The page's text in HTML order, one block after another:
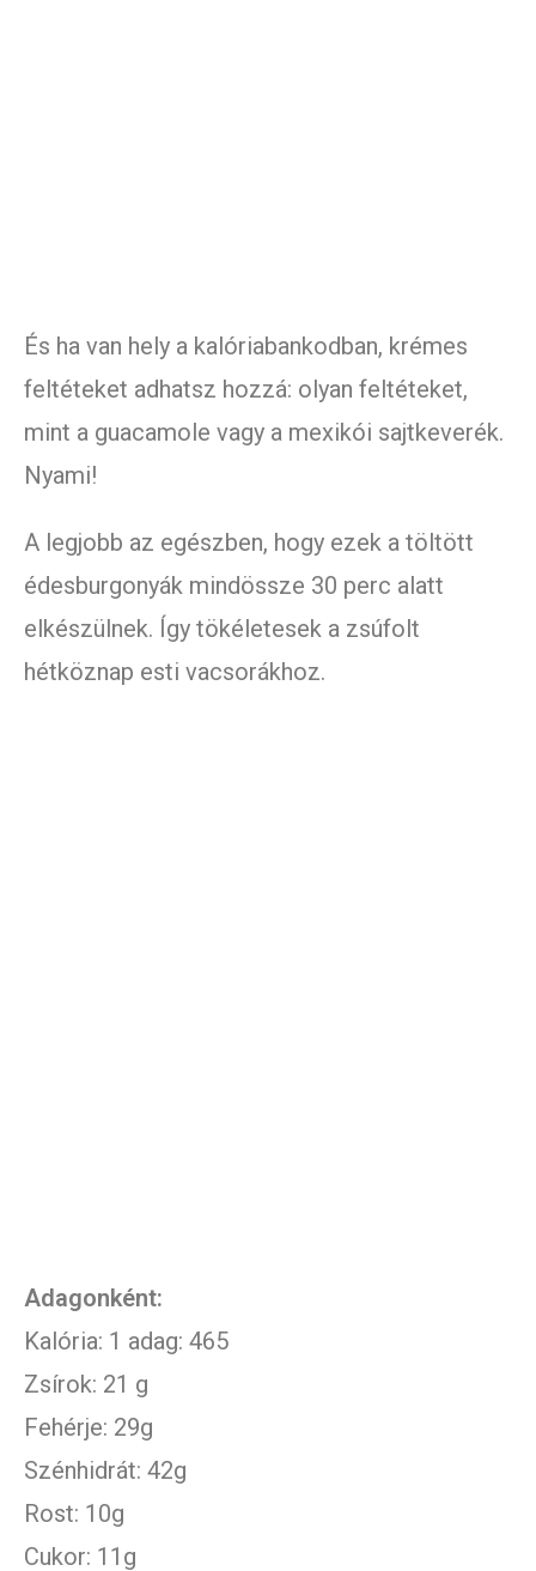
És ha van hely a kalóriabankodban, krémes
feltéteket adhatsz hozzá: olyan feltéteket,
mint a guacamole vagy a mexikói sajtkeverék.
Nyami!
A legjobb az egészben, hogy ezek a töltött
édesburgonyák mindössze 30 perc alatt
elkészülnek. Így tökéletesek a zsúfolt
hétköznap esti vacsorákhoz.
Adagonként:
Kalória: 1 adag: 465
Zsírok: 21 g
Fehérje: 29g
Szénhidrát: 42g
Rost: 10g
Cukor: 11g